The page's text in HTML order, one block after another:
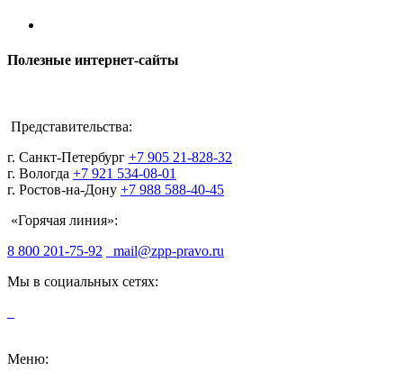
Полезные интернет-сайты
Представительства:
г. Санкт-Петербург +7 905 21-828-32
г. Вологда +7 921 534-08-01
г. Ростов-на-Дону +7 988 588-40-45
«Горячая линия»:
8 800 201-75-92
mail@zpp-pravo.ru
Мы в социальных сетях:
Меню: